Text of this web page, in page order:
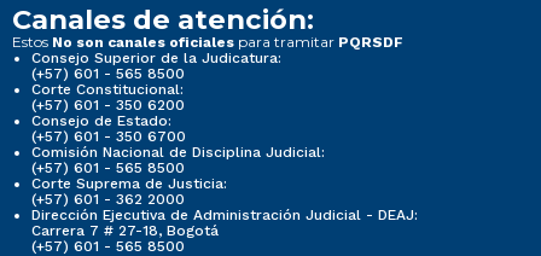
Canales de atención:
Estos No son canales oficiales para tramitar PQRSDF
Consejo Superior de la Judicatura:
(+57) 601 - 565 8500
Corte Constitucional:
(+57) 601 - 350 6200
Consejo de Estado:
(+57) 601 - 350 6700
Comisión Nacional de Disciplina Judicial:
(+57) 601 - 565 8500
Corte Suprema de Justicia:
(+57) 601 - 362 2000
Dirección Ejecutiva de Administración Judicial - DEAJ:
Carrera 7 # 27-18, Bogotá
(+57) 601 - 565 8500